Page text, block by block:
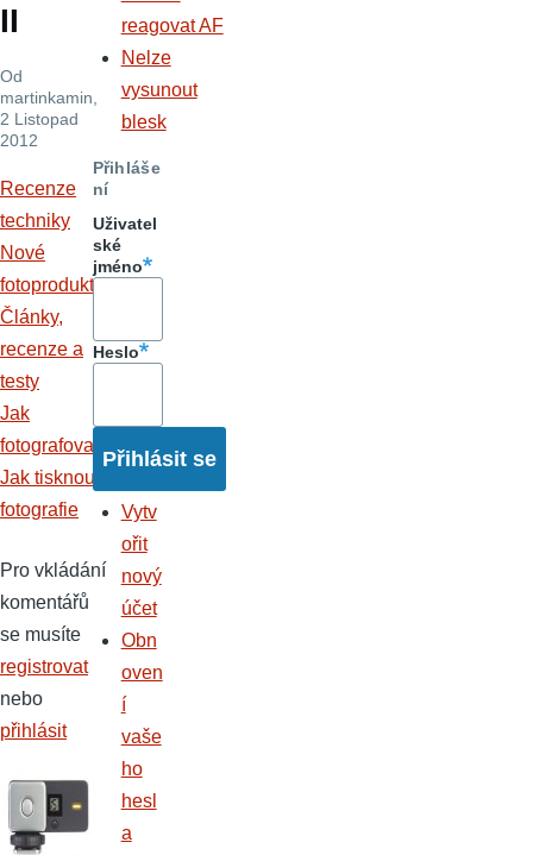
II
Od
martinkamin
2 Listopad
2012
Recenze
techniky
Nové
fotoprodukty
Články,
recenze a
testy
Jak
fotografovat
Jak tisknout
fotografie
Pro vkládání
komentářů
se musíte
registrovat
nebo
přihlásit
reagovat AF
Nelze
vysunout
blesk
Přihláše
ní
Uživatel
ské
jméno
Heslo
Vytv
ořit
nový
účet
Obn
oven
í
vaše
ho
hesl
a